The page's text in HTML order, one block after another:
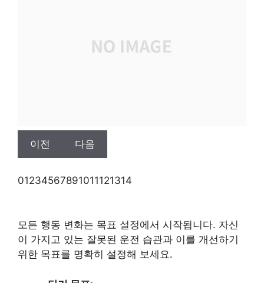
이전 다음
01234567891011121314
모든 행동 변화는 목표 설정에서 시작됩니다. 자신
이 가지고 있는 잘못된 운전 습관과 이를 개선하기
위한 목표를 명확히 설정해 보세요.